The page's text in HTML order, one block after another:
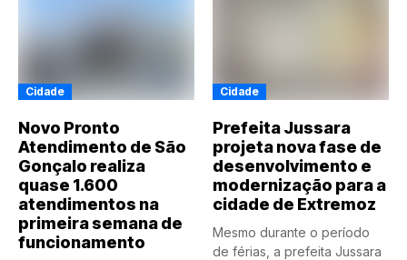
Cidade
Novo Pronto
Atendimento de São
Gonçalo realiza
quase 1.600
atendimentos na
primeira semana de
funcionamento
Cidade
Prefeita Jussara
projeta nova fase de
desenvolvimento e
modernização para a
cidade de Extremoz
Mesmo durante o período
de férias, a prefeita Jussara